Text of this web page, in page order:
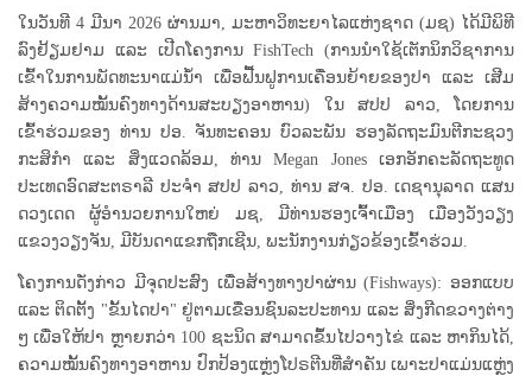
ໃນວັນທີ 4 ມີນາ 2026 ຜ່ານມາ, ມະຫາວິທະຍາໄລແຫ່ງຊາດ (ມຊ) ໄດ້ມີພິທີ
ລົງຢ້ຽມຢາມ ແລະ ເປີດໂຄງການ FishTech (ການນຳໃຊ້ເຕັກນິກວິຊາການ
ເຂົ້າໃນການພັດທະນາແມ່ນ້ຳ ເພື່ອຟື້ນຟູການເຄື່ອນຍ້າຍຂອງປາ ແລະ ເສີມ
ສ້າງຄວາມໝັ້ນຄົງທາງດ້ານສະບຽງອາຫານ) ໃນ ສປປ ລາວ, ໂດຍການ
ເຂົ້າຮ່ວມຂອງ ທ່ານ ປອ. ຈັນທະຄອນ ບົວລະພັນ ຮອງລັດຖະມົນຕີກະຊວງ
ກະສິກຳ ແລະ ສິ່ງແວດລ້ອມ, ທ່ານ Megan Jones ເອກອັກຄະລັດຖະທູດ
ປະເທດອົດສະຕຣາລີ ປະຈຳ ສປປ ລາວ, ທ່ານ ສຈ. ປອ. ເດຊານຸລາດ ແສນ
ດວງເດດ ຜູ້ອຳນວຍການໃຫຍ່ ມຊ, ມີທ່ານຮອງເຈົ້າເມືອງ ເມືອງວັງວຽງ
ແຂວງວຽງຈັນ, ມີບັນດາແຂກຖືກເຊີນ, ພະນັກງານກ່ຽວຂ້ອງເຂົ້າຮ່ວມ.
ໂຄງການດັ່ງກ່າວ ມີຈຸດປະສົງ ເພື່ອສ້າງທາງປາຜ່ານ (Fishways): ອອກແບບ
ແລະ ຕິດຕັ້ງ "ຂັ້ນໄດປາ" ຢູ່ຕາມເຂື່ອນຊົນລະປະທານ ແລະ ສິ່ງກີດຂວາງຕ່າງ
ໆ ເພື່ອໃຫ້ປາ ຫຼາຍກວ່າ 100 ຊະນິດ ສາມາດຂຶ້ນໄປວາງໄຂ່ ແລະ ຫາກິນໄດ້,
ຄວາມໝັ້ນຄົງທາງອາຫານ ປົກປ້ອງແຫຼ່ງໂປຣຕີນທີ່ສຳຄັນ ເພາະປາແມ່ນແຫຼ່ງ